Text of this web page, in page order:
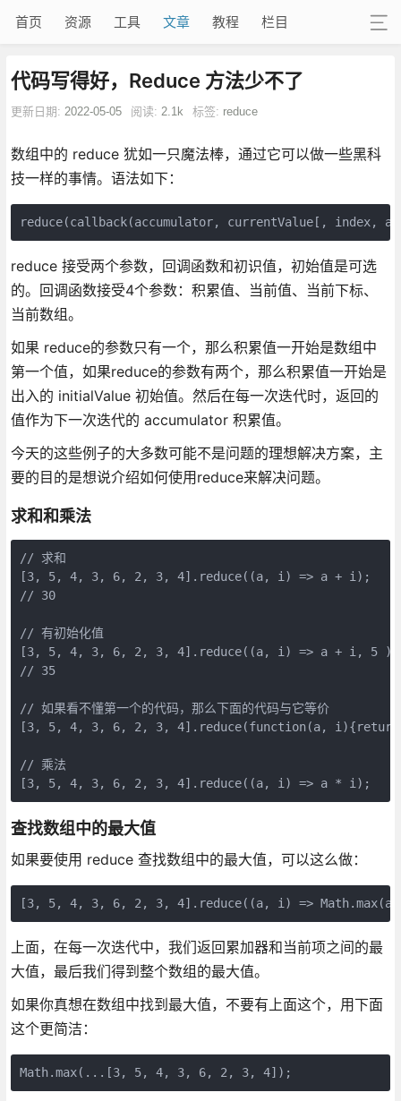
首页 资源 工具 文章 教程 栏目
代码写得好，Reduce 方法少不了
更新日期: 2022-05-05 阅读: 2.1k 标签: reduce
数组中的 reduce 犹如一只魔法棒，通过它可以做一些黑科
技一样的事情。语法如下：
reduce(callback(accumulator, currentValue[,
reduce 接受两个参数，回调函数和初识值，初始值是可选
的。回调函数接受4个参数：积累值、当前值、当前下标、
当前数组。
如果 reduce的参数只有一个，那么积累值一开始是数组中
第一个值，如果reduce的参数有两个，那么积累值一开始是
出入的 initialValue 初始值。然后在每一次迭代时，返回的
值作为下一次迭代的 accumulator 积累值。
今天的这些例子的大多数可能不是问题的理想解决方案，主
要的目的是想说介绍如何使用reduce来解决问题。
求和和乘法
// 求和
[3, 5, 4, 3, 6, 2, 3, 4].reduce((a, i) => a + i);
// 30
// 有初始化值
[3, 5, 4, 3, 6, 2, 3, 4].reduce((a, i) => a + i, 5 );
// 35
// 如果看不懂第一个的代码，那么下面的代码与它等价
[3, 5, 4, 3, 6, 2, 3, 4].reduce(function(a,
// 乘法
[3, 5, 4, 3, 6, 2, 3, 4].reduce((a, i) => a * i);
查找数组中的最大值
如果要使用 reduce 查找数组中的最大值，可以这么做：
[3, 5, 4, 3, 6, 2, 3, 4].reduce((a, i) =>
上面，在每一次迭代中，我们返回累加器和当前项之间的最
大值，最后我们得到整个数组的最大值。
如果你真想在数组中找到最大值，不要有上面这个，用下面
这个更简洁：
Math.max(...[3, 5, 4, 3, 6, 2, 3, 4]);